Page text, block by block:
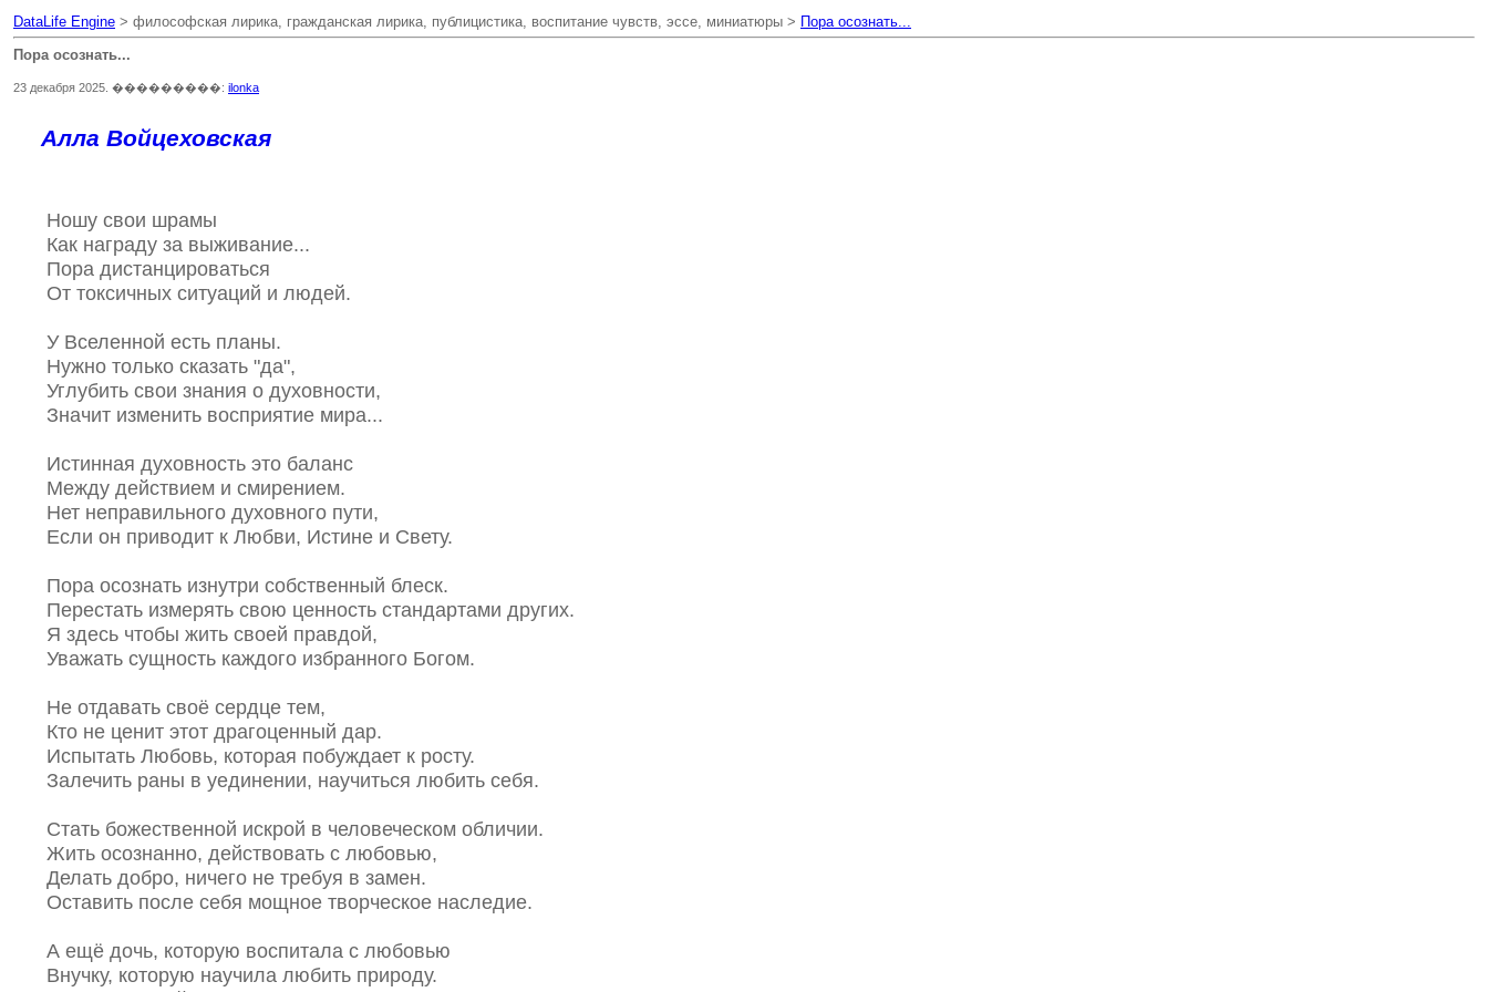
DataLife Engine > философская лирика, гражданская лирика, публицистика, воспитание чувств, эссе, миниатюры > Пора осознать...
Пора осознать...
23 декабря 2025. ���������: ilonka
Алла Войцеховская
Ношу свои шрамы
Как награду за выживание...
Пора дистанцироваться
От токсичных ситуаций и людей.
У Вселенной есть планы.
Нужно только сказать "да",
Углубить свои знания о духовности,
Значит изменить восприятие мира...
Истинная духовность это баланс
Между действием и смирением.
Нет неправильного духовного пути,
Если он приводит к Любви, Истине и Свету.
Пора осознать изнутри собственный блеск.
Перестать измерять свою ценность стандартами других.
Я здесь чтобы жить своей правдой,
Уважать сущность каждого избранного Богом.
Не отдавать своё сердце тем,
Кто не ценит этот драгоценный дар.
Испытать Любовь, которая побуждает к росту.
Залечить раны в уединении, научиться любить себя.
Стать божественной искрой в человеческом обличии.
Жить осознанно, действовать с любовью,
Делать добро, ничего не требуя в замен.
Оставить после себя мощное творческое наследие.
А ещё дочь, которую воспитала с любовью
Внучку, которую научила любить природу.